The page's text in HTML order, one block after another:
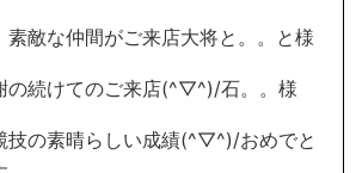
素敵な仲間がご来店大将と。。と様
の続けてのご来店(^▽^)/石。。様
技の素晴らしい成績(^▽^)/おめでと